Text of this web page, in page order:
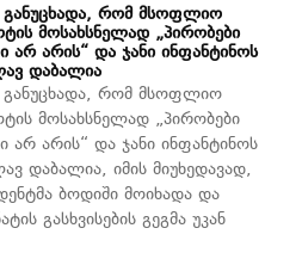
განუცხადა, რომ მსოფლიო
მოსახსნელად „პირობები
არის“ და ჯანი ინფანტინოს
დაბალია
განუცხადა, რომ მსოფლიო
მოსახსნელად „პირობები
არის“ და ჯანი ინფანტინოს
დაბალია, იმის მიუხედავად,
ბოდიში მოიხადა და
გასხვისების გეგმა უკან